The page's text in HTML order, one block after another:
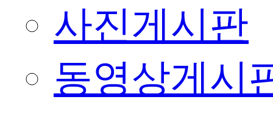
사진게시판
동영상게시